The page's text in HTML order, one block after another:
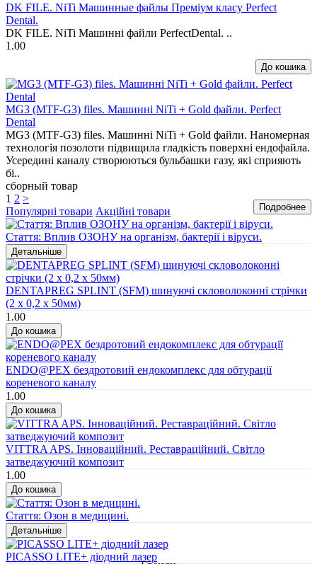
DK FILE. NiTi Машинные файлы Преміум класу Perfect
Dental.
DK FILE. NiTi Машинні файли PerfectDental. ..
1.00
MG3 (MTF-G3) files. Машинні NiTi + Gold файли. Perfect
Dental
MG3 (MTF-G3) files. Машинні NiTi + Gold файли. Наномерная
технологія позолоти підвищила гладкість поверхні ендофайла.
Усередині каналу створюються бульбашки газу, які сприяють
бі..
сборный товар
1 2 >
Популярні товари Акційні товари
Стаття: Вплив ОЗОНУ на організм, бактерії і віруси.
DENTAPREG SPLINT (SFM) шинуючі скловолоконні стрічки
(2 х 0,2 х 50мм)
1.00
ENDO@PEX бездротовий ендокомплекс для обтурації
кореневого каналу
1.00
VITTRA APS. Інноваційний. Реставраційний. Світло
затведжуючий композит
1.00
Стаття: Озон в медицині.
PICASSO LITE+ діодний лазер